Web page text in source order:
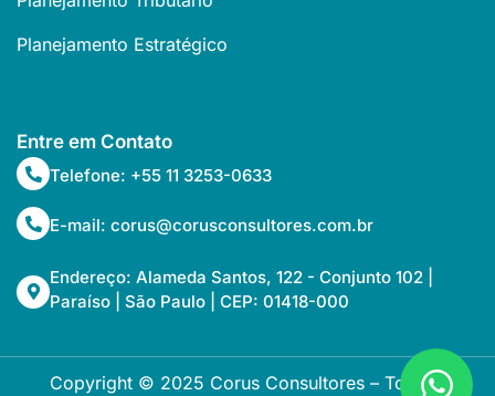
Planejamento Estratégico
Entre em Contato
Telefone: +55 11 3253-0633
E-mail: corus@corusconsultores.com.br
Endereço: Alameda Santos, 122 - Conjunto 102 |
Paraíso | São Paulo | CEP: 01418-000
Copyright © 2025 Corus Consultores – Todos os